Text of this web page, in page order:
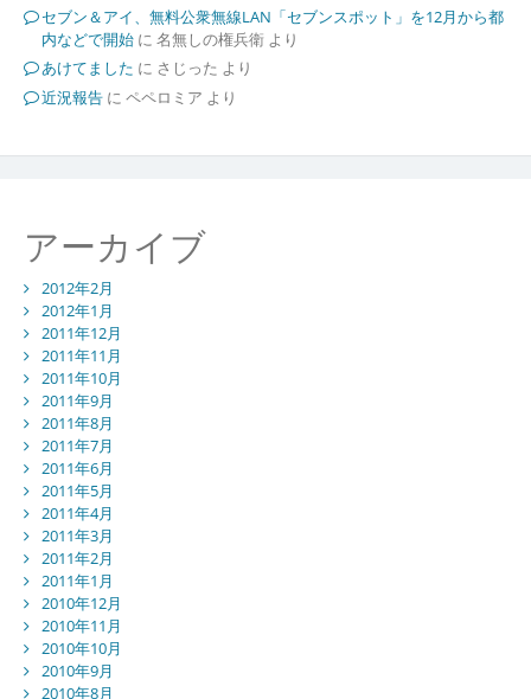
セブン＆アイ、無料公衆無線LAN「セブンスポット」を12月から都
内などで開始に 名無しの権兵衛より
あけてました に さじった より
近況報告に ペペロミア より
アーカイブ
2012年2月
2012年1月
2011年12月
2011年11月
2011年10月
2011年9月
2011年8月
2011年7月
2011年6月
2011年5月
2011年4月
2011年3月
2011年2月
2011年1月
2010年12月
2010年11月
2010年10月
2010年9月
2010年8月